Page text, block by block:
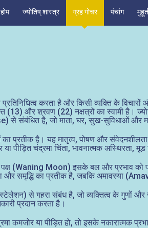
होम ज्योतिष् शास्त्र ग्रह गोचर पंचांग मुहूर्त
करता है और किसी व्यक्ति के
(13) और श्रवण (22) नक्षत्रों का स्वामी
से संबंधित है, जो माता, घर, सुख-सुविधाओं और
का प्रतीक है। यह मातृत्व, पोषण और
पीड़ित चंद्रमा चिंता, भावनात्मक
(Waning Moon) इसके बल और प्रभाव को
और समृद्धि का प्रतीक है, जबकि अमावस्या
से गहरा संबंध है, जो व्यक्तित्व के गुणों
प्रदान करता है।
कमजोर या पीड़ित हो, तो इसके नकारात्मक